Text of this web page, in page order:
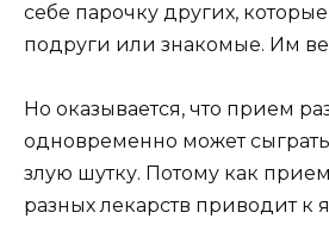
себе парочку других,
подруги или знакомые. Им
Но оказывается, что прием
одновременно может
злую шутку. Потому как
разных лекарств приводит к